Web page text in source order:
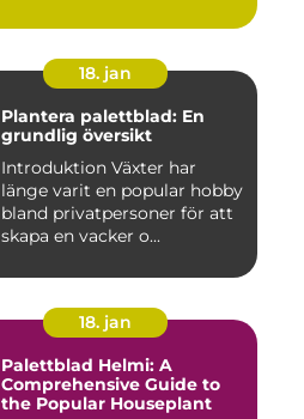
18. jan
Plantera palettblad: En
grundlig översikt
Introduktion Växter har
länge varit en popular hobby
bland privatpersoner för att
skapa en vacker o...
18. jan
Palettblad Helmi: A
Comprehensive Guide to
the Popular Houseplant